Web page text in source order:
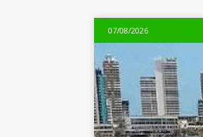
07/08/2026